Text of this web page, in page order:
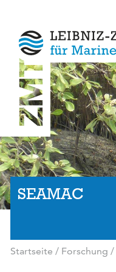
SEAMAC
Startseite / Forschung /